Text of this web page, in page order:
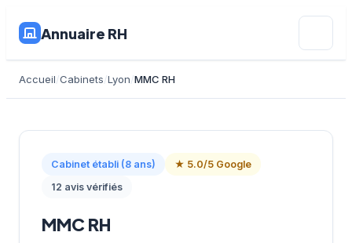
Annuaire RH
Accueil Cabinets Lyon MMC RH
Cabinet établi (8 ans)
★ 5.0/5 Google
12 avis vérifiés
MMC RH